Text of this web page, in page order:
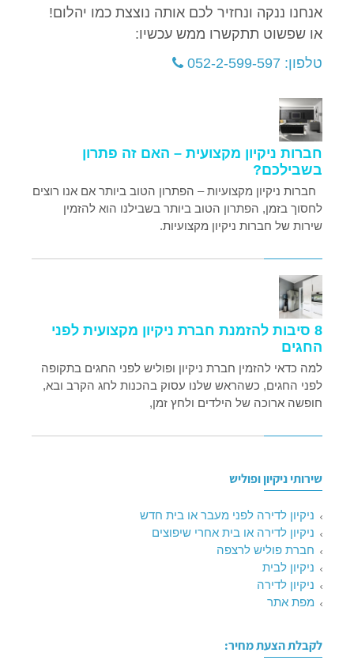
אנחנו ננקה ונחזיר לכם אותה נוצצת כמו יהלום!
או שפשוט תתקשרו ממש עכשיו:
טלפון: 052-2-599-597
חברות ניקיון מקצועית – האם זה פתרון
בשבילכם?
חברות ניקיון מקצועיות – הפתרון הטוב ביותר אם אנו רוצים
לחסוך בזמן, הפתרון הטוב ביותר בשבילנו הוא להזמין
שירות של חברות ניקיון מקצועיות.
8 סיבות להזמנת חברת ניקיון מקצועית לפני
החגים
למה כדאי להזמין חברת ניקיון ופוליש לפני החגים בתקופה
לפני החגים, כשהראש שלנו עסוק בהכנות לחג הקרב ובא,
חופשה ארוכה של הילדים ולחץ זמן,
שירותי ניקיון ופוליש
ניקיון לדירה לפני מעבר או בית חדש
ניקיון לדירה או בית אחרי שיפוצים
חברת פוליש לרצפה
ניקיון לבית
ניקיון לדירה
מפת אתר
לקבלת הצעת מחיר: